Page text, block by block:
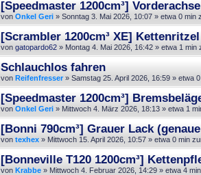
[Speedmaster 1200cm³] Vorderachse
von Onkel Geri » Sonntag 3. Mai 2026, 10:07 » etwa 0 min
[Scrambler 1200cm³ XE]
von gatopardo62 » Montag 4. Mai 2026, 16:42 » etwa 1 min
Schlauchlos fahren
von Reifenfresser» Samstag 25. April 2026, 16:59 » etwa
[Speedmaster 1200cm³]
von Onkel Geri » Mittwoch 4. März 2026, 18:13 » etwa 1
[Bonni 790cm³] Grauer Lack
von texhex » Mittwoch 15. April 2026, 10:57 » etwa 0 min
[Bonneville T120 1200cm³]
von Krabbe » Mittwoch 4. Februar 2026, 14:29 » etwa 4